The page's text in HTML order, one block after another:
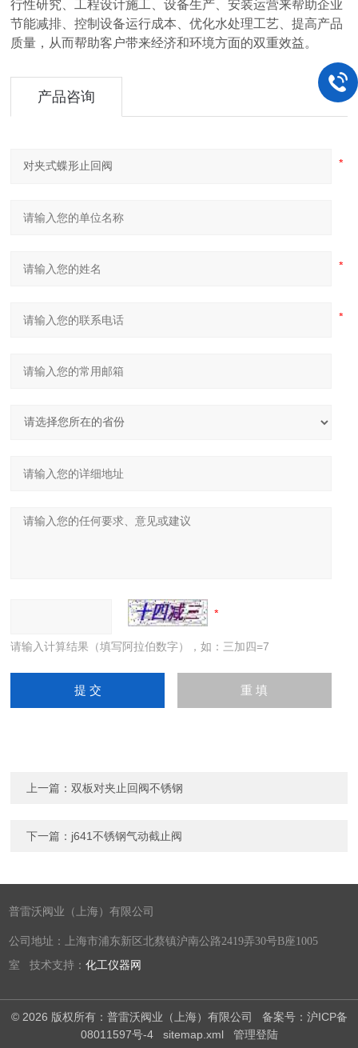
行性研究、工程设计施工、设备生产、安装运营来帮助企业
节能减排、控制设备运行成本、优化水处理工艺、提高产品
质量，从而帮助客户带来经济和环境方面的双重效益。
产品咨询
请输入计算结果（填写阿拉伯数字），如：三加四=7
上一篇：双板对夹止回阀不锈钢
下一篇： j641不锈钢气动截止阀
普雷沃阀业（上海）有限公司
公司地址：上海市浦东新区北蔡镇沪南公路2419弄30号B座1005
室 技术支持：化工仪器网
© 2026 版权所有：普雷沃阀业（上海）有限公司 备案号：沪ICP备
08011597号-4
sitemap.xml 管理登陆